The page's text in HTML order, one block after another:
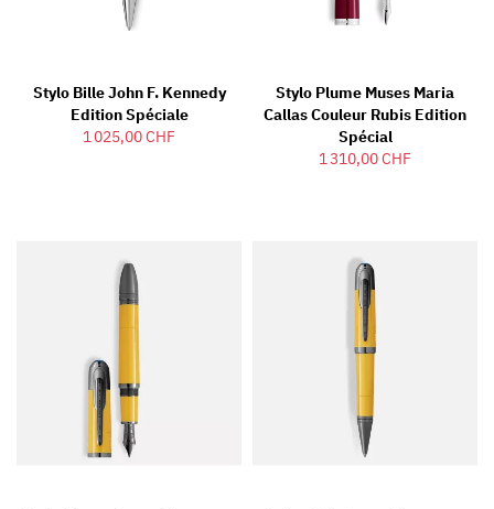
Stylo Bille John F. Kennedy
Edition Spéciale
1 025,00 CHF
Stylo Plume Muses Maria
Callas Couleur Rubis Edition
Spécial
1 310,00 CHF